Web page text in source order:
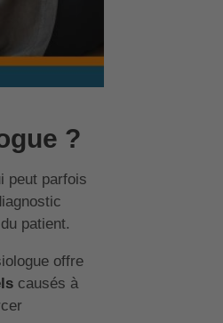
?
peut parfois
patient.
offre
causés à